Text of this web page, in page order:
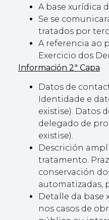
A base xurídica
Se se
tratados por
A referencia ao
Exercicio dos
Información 2ª Capa
Datos de
Identidade e
existise). Datos
delegado de
existise).
Descrición
tratamento.
conservación
automatizadas,
Detalle da base
nos casos de